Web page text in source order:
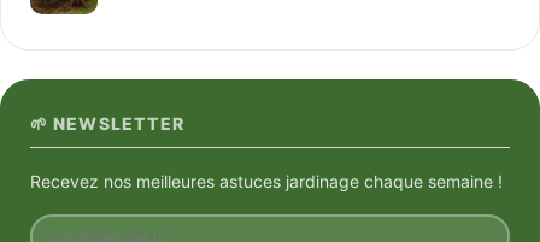
🌱 NEWSLETTER
Recevez nos meilleures astuces jardinage chaque semaine !
Votre email